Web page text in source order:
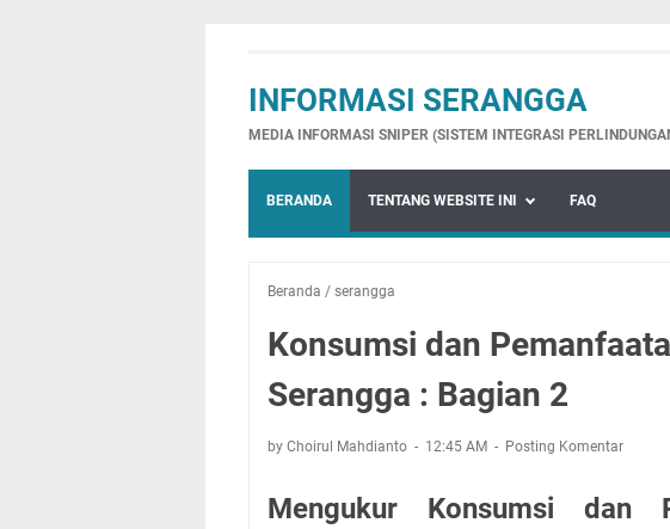
INFORMASI SERANGGA
MEDIA INFORMASI SNIPER (SISTEM INTEGRASI
BERANDA TENTANG WEBSITE INI FAQ
Beranda / serangga
Konsumsi dan
Serangga : Bagian 2
by Choirul Mahdianto 12:45 AM Posting Komentar
Mengukur Konsumsi dan